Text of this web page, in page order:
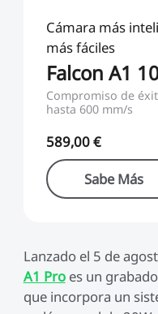
Ver todo
Ver todoPioCreat Resina
Estándar
Ver todo
Cámara más
más fáciles
Falcon A1
Compromiso de
hasta 600 mm/s
589,00 €
Sabe Más
Lanzado el 5 de
A1 Proes un
que incorpora un